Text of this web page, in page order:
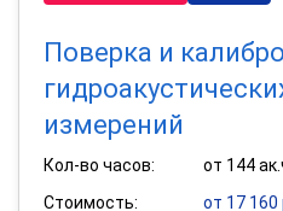
Поверка и
измерений
Кол-во часов:
от 144
Стоимость:
от 17 160